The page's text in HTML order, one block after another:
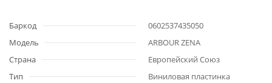
Баркод
0602537435050
Модель
ARBOUR ZENA
Страна
Европейский Союз
Тип
Виниловая пластинка